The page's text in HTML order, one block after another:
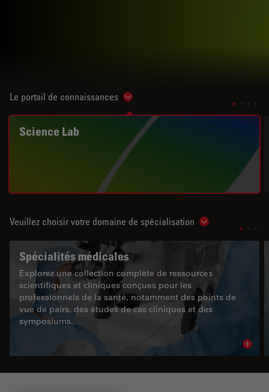
Le portail de connaissances Show subnavigation
Science Lab
Veuillez choisir votre domaine de spécialisation Show
Spécialités médicales
Explorez une collection complète de ressources
scientifiques et cliniques conçues pour les
professionnels de la santé, notamment des points de
vue de pairs, des études de cas cliniques et des
symposiums.